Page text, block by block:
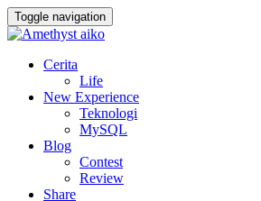
Toggle navigation
Cerita
Life
New Experience
Teknologi
MySQL
Blog
Contest
Review
Share